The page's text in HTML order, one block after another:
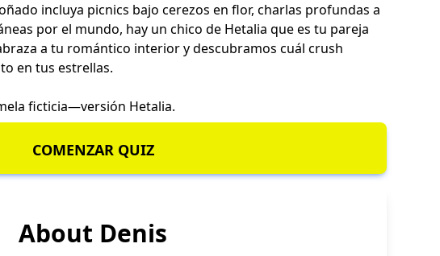
incluya picnics bajo cerezos en flor, charlas profundas a
por el mundo, hay un chico de Hetalia que es tu pareja
a tu romántico interior y descubramos cuál crush
en tus estrellas.
ficticia—versión Hetalia.
COMENZAR QUIZ
About Denis